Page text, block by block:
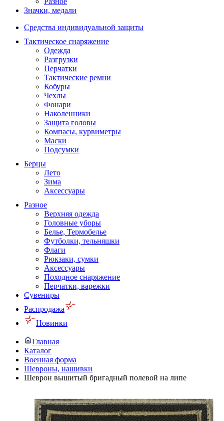
Значки, медали
Средства индивидуальной защиты
Тактическое снаряжение
Одежда
Разгрузки
Перчатки
Тактические ремни
Кобуры
Чехлы
Фонари
Наколенники
Защита головы
Компасы, курвиметры
Маски
Подсумки
Берцы
Лето
Зима
Аксессуары
Разное
Верхняя одежда
Головные уборы
Белье, Термобелье
Футболки, тельняшки
Флаги
Рюкзаки, сумки
Аксессуары
Походное снаряжение
Перчатки, варежки
Сувениры
Распродажа
Новинки
Главная
Каталог
Военная форма
Шевроны, нашивки
Шеврон вышитый бригадный полевой на липе